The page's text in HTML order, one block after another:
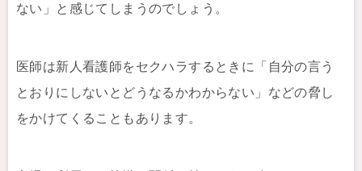
ない」と感じてしまうのでしょう。
医師は新人看護師をセクハラするときに「自分の言う
とおりにしないとどうなるかわからない」などの脅し
をかけてくることもあります。